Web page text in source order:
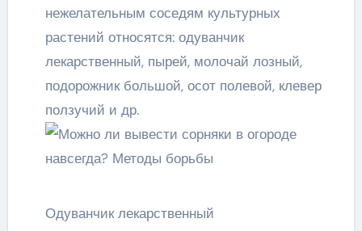
нежелательным соседям культурных
растений относятся: одуванчик
лекарственный, пырей, молочай лозный,
подорожник большой, осот полевой, клевер
ползучий и др.
Одуванчик лекарственный